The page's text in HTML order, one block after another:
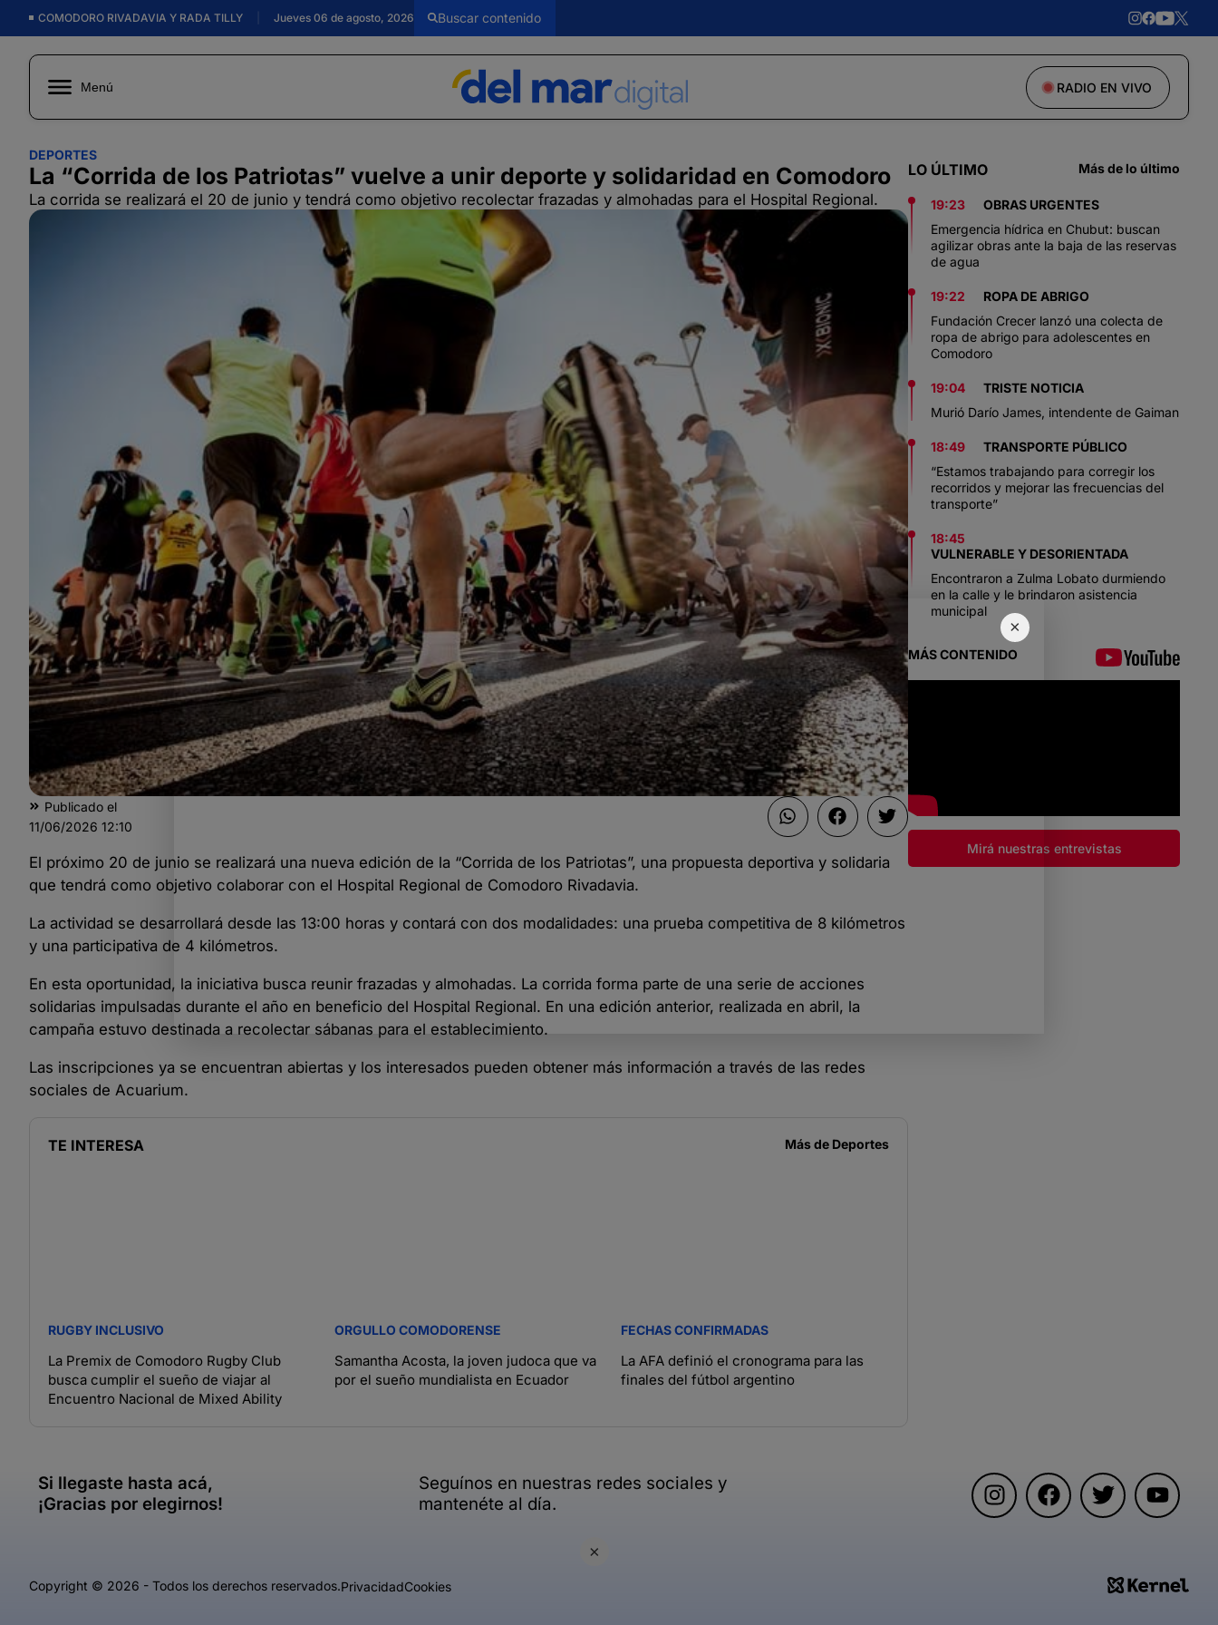
COMODORO RIVADAVIA Y RADA TILLY Jueves 06 de agosto, 2026
Menú RADIO EN VIVO
×
×
DEPORTES
La “Corrida de los Patriotas” vuelve a unir deporte y solidaridad en Comodoro
La corrida se realizará el 20 de junio y tendrá como objetivo recolectar frazadas y almohadas para el Hospital Regional.
Publicado el
11/06/2026 12:10
El próximo 20 de junio se realizará una nueva edición de la “Corrida de los Patriotas”, una propuesta deportiva y solidaria
que tendrá como objetivo colaborar con el Hospital Regional de Comodoro Rivadavia.
La actividad se desarrollará desde las 13:00 horas y contará con dos modalidades: una prueba competitiva de 8 kilómetros
y una participativa de 4 kilómetros.
En esta oportunidad, la iniciativa busca reunir frazadas y almohadas. La corrida forma parte de una serie de acciones
solidarias impulsadas durante el año en beneficio del Hospital Regional. En una edición anterior, realizada en abril, la
campaña estuvo destinada a recolectar sábanas para el establecimiento.
Las inscripciones ya se encuentran abiertas y los interesados pueden obtener más información a través de las redes
sociales de Acuarium.
TE INTERESA Más de Deportes
RUGBY INCLUSIVO
La Premix de Comodoro Rugby Club
busca cumplir el sueño de viajar al
Encuentro Nacional de Mixed Ability
ORGULLO COMODORENSE
Samantha Acosta, la joven judoca que va
por el sueño mundialista en Ecuador
FECHAS CONFIRMADAS
La AFA definió el cronograma para las
finales del fútbol argentino
LO ÚLTIMO Más de lo último
19:23
OBRAS URGENTES
Emergencia hídrica en Chubut: buscan
agilizar obras ante la baja de las reservas
de agua
19:22
ROPA DE ABRIGO
Fundación Crecer lanzó una colecta de
ropa de abrigo para adolescentes en
Comodoro
19:04
TRISTE NOTICIA
Murió Darío James, intendente de Gaiman
18:49
TRANSPORTE PÚBLICO
“Estamos trabajando para corregir los
recorridos y mejorar las frecuencias del
transporte”
18:45
VULNERABLE Y DESORIENTADA
Encontraron a Zulma Lobato durmiendo
en la calle y le brindaron asistencia
municipal
MÁS CONTENIDO
Mirá nuestras entrevistas
Si llegaste hasta acá,
¡Gracias por elegirnos!
Seguínos en nuestras redes sociales y
mantenéte al día.
Copyright © 2026 - Todos los derechos reservados.PrivacidadCookies